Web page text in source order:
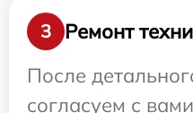
3
Ремонт
После
согласуем с